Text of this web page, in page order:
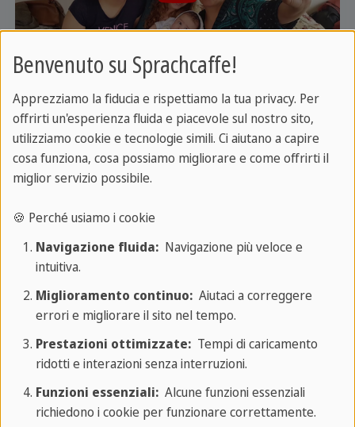
La privacy è importante per noi. Solo quando clicchi, il video
La privacy è importante per noi. Solo quando clicchi, il video
viene caricato e riprodotto dal fornitore terzo.
Benvenuto su Sprachcaffe!
Apprezziamo la fiducia e rispettiamo la tua privacy. Per
offrirti un'esperienza fluida e piacevole sul nostro sito,
utilizziamo cookie e tecnologie simili. Ci aiutano a capire
cosa funziona, cosa possiamo migliorare e come offrirti il
miglior servizio possibile.
🍪 Perché usiamo i cookie
Navigazione fluida:Navigazione più veloce e
intuitiva.
Miglioramento continuo:Aiutaci a correggere
errori e migliorare il sito nel tempo.
Prestazioni ottimizzate:Tempi di caricamento
ridotti e interazioni senza interruzioni.
Funzioni essenziali:Alcune funzioni essenziali
richiedono i cookie per funzionare correttamente.